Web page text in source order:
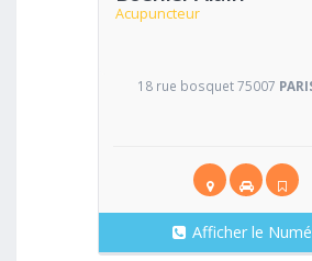
Acupuncteur
18 rue bosquet 75007
Afficher le